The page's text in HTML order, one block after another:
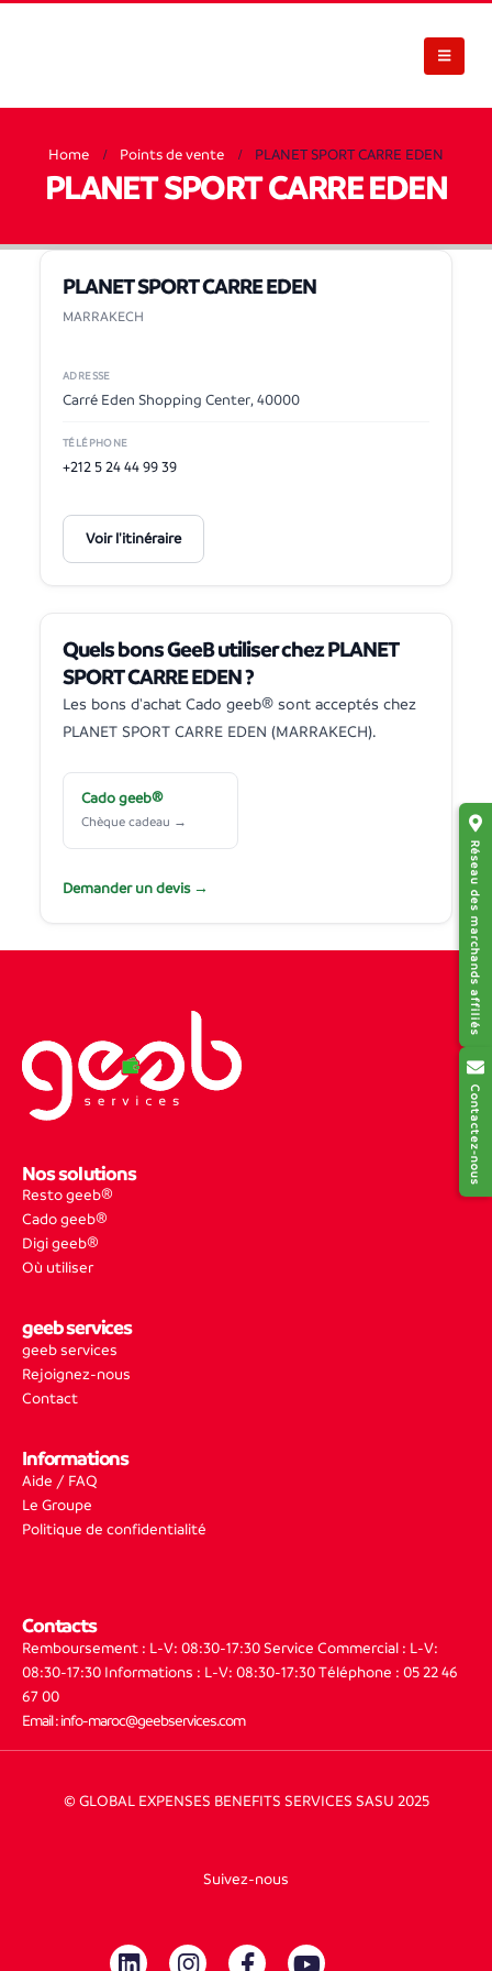
Réseau des marchands affiliés
Contactez-nous
Home Points de vente PLANET SPORT CARRE EDEN
PLANET SPORT CARRE EDEN
PLANET SPORT CARRE EDEN
MARRAKECH
ADRESSE
Carré Eden Shopping Center, 40000
TÉLÉPHONE
+212 5 24 44 99 39
Voir l'itinéraire
Quels bons GeeB utiliser chez PLANET
SPORT CARRE EDEN ?
Les bons d'achat Cado geeb® sont acceptés chez
PLANET SPORT CARRE EDEN (MARRAKECH).
Cado geeb®
Chèque cadeau →
Demander un devis →
Nos solutions
Resto geeb®
Cado geeb®
Digi geeb®
Où utiliser
geeb services
geeb services
Rejoignez-nous
Contact
Informations
Aide / FAQ
Le Groupe
Politique de confidentialité
Contacts
Remboursement : L-V: 08:30-17:30 Service Commercial : L-V:
08:30-17:30 Informations : L-V: 08:30-17:30 Téléphone : 05 22 46
67 00
Email : info-maroc@geebservices.com
© GLOBAL EXPENSES BENEFITS SERVICES SASU 2025
Suivez-nous